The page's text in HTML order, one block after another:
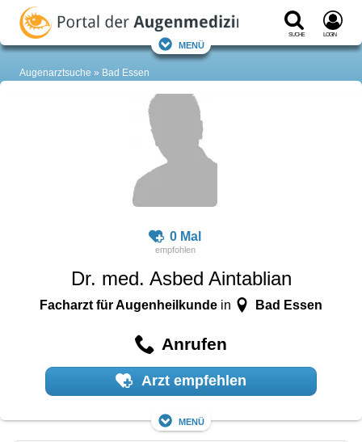
Suche Login
Menü
Augenarztsuche Bad Essen
0 Mal
Dr. med. Asbed Aintablian
Facharzt für Augenheilkunde in Bad Essen
Anrufen
Arzt empfehlen
Menü